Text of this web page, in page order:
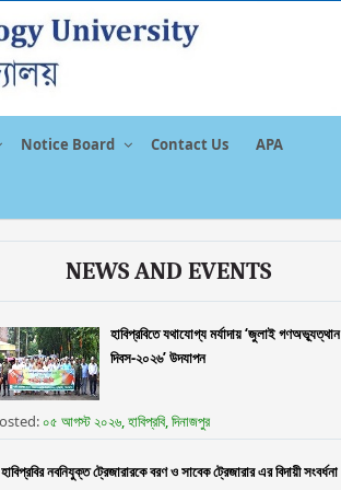
Notice Board Contact Us APA
NEWS AND EVENTS
হাবিপ্রবিতে যথাযোগ্য মর্যাদায় ‘জুলাই গণঅভ্যূত্থান
দিবস-২০২৬’ উদযাপন
০৫ আগস্ট ২০২৬, হাবিপ্রবি, দিনাজপুর
হাবিপ্রবির নবনিযুক্ত ট্রেজারারকে বরণ ও সাবেক ট্রেজারার এর বিদায়ী সংবর্ধনা